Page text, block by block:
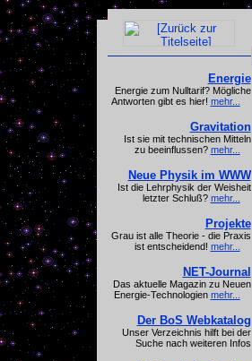
Energie
Energie zum Nulltarif? Mögliche
Antworten gibt es hier! mehr...
Gravitation
Ist sie mit technischen Mitteln
zu beeinflussen? mehr...
Neue Physik im WWW
Ist die Lehrphysik der Weisheit
letzter Schluß? mehr...
Projekte
Grau ist alle Theorie - die Praxis
ist entscheidend! mehr...
NET-Journal
Das aktuelle Magazin zu Neuen
Energie-Technologien mehr...
Der BoS Webkatalog
Unser Verzeichnis hilft bei der
Suche nach weiteren Infos